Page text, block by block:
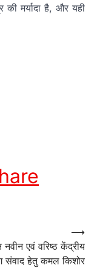
मर्यादा है, और यही
नवीन एवं वरिष्ठ केंद्रीय
संवाद हेतु कमल किशोर
⟶